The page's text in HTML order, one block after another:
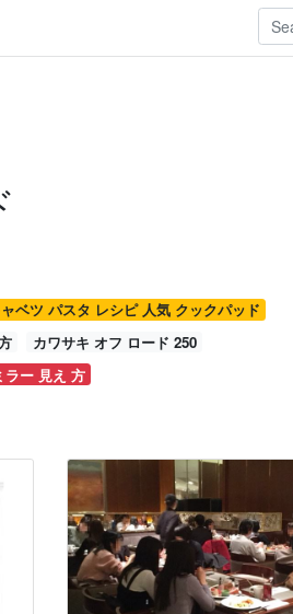
ベツ パスタ レシピ 人気 クックパッド
カワサキ オフ ロード 250
ラー 見え 方